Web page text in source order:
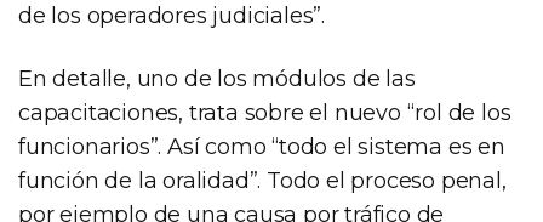
de los operadores judiciales”.
En detalle, uno de los módulos de las
capacitaciones, trata sobre el nuevo “rol de los
funcionarios”. Así como “todo el sistema es en
función de la oralidad”. Todo el proceso penal,
por ejemplo de una causa por tráfico de